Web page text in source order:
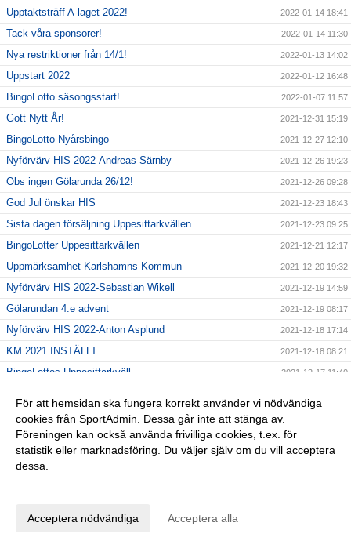
Upptaktsträff A-laget 2022! 2022-01-14 18:41
Tack våra sponsorer! 2022-01-14 11:30
Nya restriktioner från 14/1! 2022-01-13 14:02
Uppstart 2022 2022-01-12 16:48
BingoLotto säsongsstart! 2022-01-07 11:57
Gott Nytt År! 2021-12-31 15:19
BingoLotto Nyårsbingo 2021-12-27 12:10
Nyförvärv HIS 2022-Andreas Särnby 2021-12-26 19:23
Obs ingen Gölarunda 26/12! 2021-12-26 09:28
God Jul önskar HIS 2021-12-23 18:43
Sista dagen försäljning Uppesittarkvällen 2021-12-23 09:25
BingoLotter Uppesittarkvällen 2021-12-21 12:17
Uppmärksamhet Karlshamns Kommun 2021-12-20 19:32
Nyförvärv HIS 2022-Sebastian Wikell 2021-12-19 14:59
Gölarundan 4:e advent 2021-12-19 08:17
Nyförvärv HIS 2022-Anton Asplund 2021-12-18 17:14
KM 2021 INSTÄLLT 2021-12-18 08:21
BingoLottos Uppesittarkväll 2021-12-17 11:40
Vi söker nya ledare!
Gölarundan 12/12 2021-12-10 12:22
BingoLotto Uppesittarkväll 23/12 2021-12-07 19:18
Förlängning HIS 2022-Mikael Erdtman
För att hemsidan ska fungera korrekt använder vi nödvändiga
cookies från SportAdmin. Dessa går inte att stänga av.
Föreningen kan också använda frivilliga cookies, t.ex. för
statistik eller marknadsföring. Du väljer själv om du vill acceptera
dessa.
Acceptera nödvändiga Acceptera alla